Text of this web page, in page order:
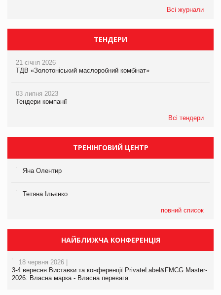
Всі журнали
ТЕНДЕРИ
21 січня 2026
ТДВ «Золотоніський маслоробний комбінат»
03 липня 2023
Тендери компанії
Всі тендери
ТРЕНІНГОВИЙ ЦЕНТР
Яна Олентир
Тетяна Ільєнко
повний список
НАЙБЛИЖЧА КОНФЕРЕНЦІЯ
18 червня 2026 |
3-4 вересня Виставки та конференції PrivateLabel&FMCG Master-
2026: Власна марка - Власна перевага